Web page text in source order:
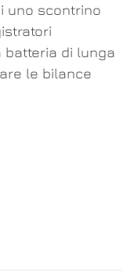
uno scontrino
batteria di lunga
le bilance